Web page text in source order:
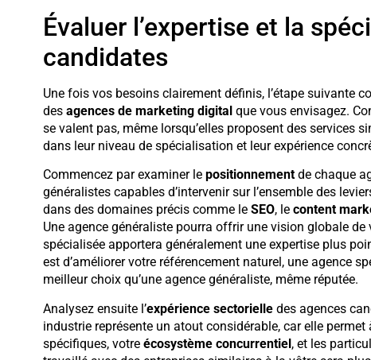
Évaluer l’expertise et la
candidates
Une fois vos besoins clairement définis, l’étape suivante
des agences de marketing digitalque vous envisagez.
se valent pas, même lorsqu’elles proposent des services
dans leur niveau de spécialisation et leur expérience
Commencez par examiner le positionnementde chaque
généralistes capables d’intervenir sur l’ensemble des
dans des domaines précis comme le SEO, le content
Une agence généraliste pourra offrir une vision globale
spécialisée apportera généralement une expertise plus
est d’améliorer votre référencement naturel, une agence
meilleur choix qu’une agence généraliste, même réputée.
Analysez ensuite l’expérience sectorielledes agences
industrie représente un atout considérable, car elle
spécifiques, votre écosystème concurrentiel, et les